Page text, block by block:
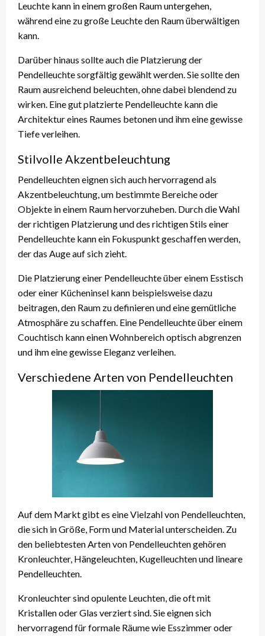
Leuchte kann in einem großen Raum untergehen,
während eine zu große Leuchte den Raum überwältigen
kann.
Darüber hinaus sollte auch die Platzierung der
Pendelleuchte sorgfältig gewählt werden. Sie sollte den
Raum ausreichend beleuchten, ohne dabei blendend zu
wirken. Eine gut platzierte Pendelleuchte kann die
Architektur eines Raumes betonen und ihm eine gewisse
Tiefe verleihen.
Stilvolle Akzentbeleuchtung
Pendelleuchten eignen sich auch hervorragend als
Akzentbeleuchtung, um bestimmte Bereiche oder
Objekte in einem Raum hervorzuheben. Durch die Wahl
der richtigen Platzierung und des richtigen Stils einer
Pendelleuchte kann ein Fokuspunkt geschaffen werden,
der das Auge auf sich zieht.
Die Platzierung einer Pendelleuchte über einem Esstisch
oder einer Kücheninsel kann beispielsweise dazu
beitragen, den Raum zu definieren und eine gemütliche
Atmosphäre zu schaffen. Eine Pendelleuchte über einem
Couchtisch kann einen Wohnbereich optisch abgrenzen
und ihm eine gewisse Eleganz verleihen.
Verschiedene Arten von Pendelleuchten
Auf dem Markt gibt es eine Vielzahl von Pendelleuchten,
die sich in Größe, Form und Material unterscheiden. Zu
den beliebtesten Arten von Pendelleuchten gehören
Kronleuchter, Hängeleuchten, Kugelleuchten und lineare
Pendelleuchten.
Kronleuchter sind opulente Leuchten, die oft mit
Kristallen oder Glas verziert sind. Sie eignen sich
hervorragend für formale Räume wie Esszimmer oder